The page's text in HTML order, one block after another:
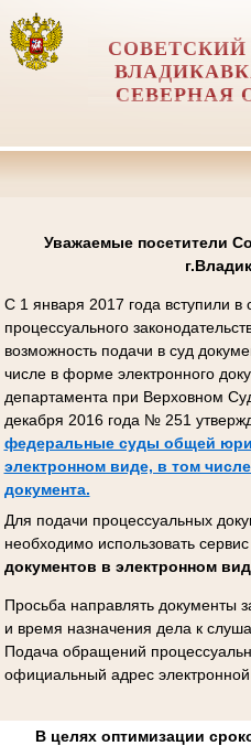
СОВЕТСКИЙ
СЕВЕРНАЯ
Уважаемые посетители
С 1 января 2017 года вступили в
процессуального
возможность подачи в суд
числе в форме электронного
департамента при Верховном
декабря 2016 года № 251
федеральные суды общей
электронном виде, в том
документа.
Для подачи процессуальных
необходимо использовать сервис
документов в электронном
Просьба направлять документы
и время назначения дела к
Подача обращений
официальный адрес
В целях оптимизации